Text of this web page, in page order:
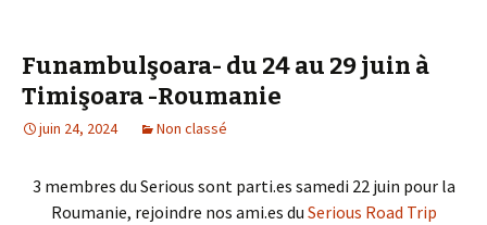
Funambulşoara- du 24 au 29 juin à
Timişoara -Roumanie
juin 24, 2024 Non classé
3 membres du Serious sont parti.es samedi 22 juin pour la
Roumanie, rejoindre nos ami.es du Serious Road Trip